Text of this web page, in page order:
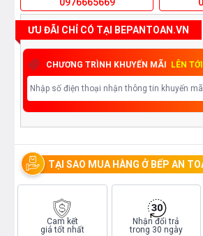
0976665669
ƯU ĐÃI CHỈ CÓ TẠI BEPANTOAN.VN
CHƯƠNG TRÌNH KHUYẾN MÃI LÊN
TẠI SAO MUA HÀNG Ở BẾP AN
Cam kết
giá tốt nhất
Nhận đổi trả
trong 30 ngày